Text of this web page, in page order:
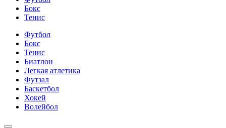
Бокс
Тенис
Футбол
Бокс
Тенис
Биатлон
Легкая атлетика
Футзал
Баскетбол
Хокей
Волейбол